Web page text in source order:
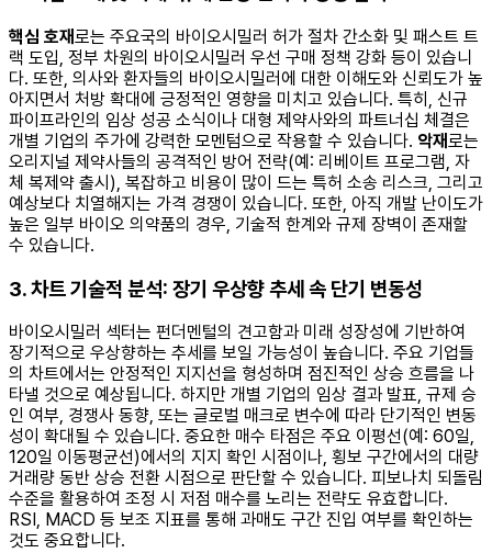
핵심 호재로는 주요국의 바이오시밀러 허가 절차 간소화 및 패스트 트
랙 도입, 정부 차원의 바이오시밀러 우선 구매 정책 강화 등이 있습니
다. 또한, 의사와 환자들의 바이오시밀러에 대한 이해도와 신뢰도가 높
아지면서 처방 확대에 긍정적인 영향을 미치고 있습니다. 특히, 신규
파이프라인의 임상 성공 소식이나 대형 제약사와의 파트너십 체결은
개별 기업의 주가에 강력한 모멘텀으로 작용할 수 있습니다. 악재로는
오리지널 제약사들의 공격적인 방어 전략(예: 리베이트 프로그램, 자
체 복제약 출시), 복잡하고 비용이 많이 드는 특허 소송 리스크, 그리고
예상보다 치열해지는 가격 경쟁이 있습니다. 또한, 아직 개발 난이도가
높은 일부 바이오 의약품의 경우, 기술적 한계와 규제 장벽이 존재할
수 있습니다.
3. 차트 기술적 분석: 장기 우상향 추세 속 단기 변동성
바이오시밀러 섹터는 펀더멘털의 견고함과 미래 성장성에 기반하여
장기적으로 우상향하는 추세를 보일 가능성이 높습니다. 주요 기업들
의 차트에서는 안정적인 지지선을 형성하며 점진적인 상승 흐름을 나
타낼 것으로 예상됩니다. 하지만 개별 기업의 임상 결과 발표, 규제 승
인 여부, 경쟁사 동향, 또는 글로벌 매크로 변수에 따라 단기적인 변동
성이 확대될 수 있습니다. 중요한 매수 타점은 주요 이평선(예: 60일,
120일 이동평균선)에서의 지지 확인 시점이나, 횡보 구간에서의 대량
거래량 동반 상승 전환 시점으로 판단할 수 있습니다. 피보나치 되돌림
수준을 활용하여 조정 시 저점 매수를 노리는 전략도 유효합니다.
RSI, MACD 등 보조 지표를 통해 과매도 구간 진입 여부를 확인하는
것도 중요합니다.